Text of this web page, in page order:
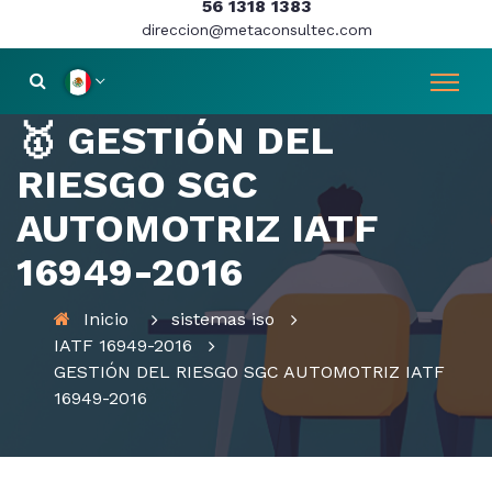
56 1318 1383
direccion@metaconsultec.com
🥇 GESTIÓN DEL
RIESGO SGC
AUTOMOTRIZ IATF
16949-2016
Inicio
sistemas iso
IATF 16949-2016
GESTIÓN DEL RIESGO SGC AUTOMOTRIZ IATF
16949-2016